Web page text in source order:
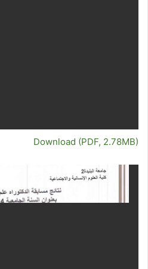
Download (PDF, 2.78MB)